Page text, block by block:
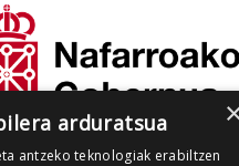
arduratsua
antzeko teknologiak erabiltzen